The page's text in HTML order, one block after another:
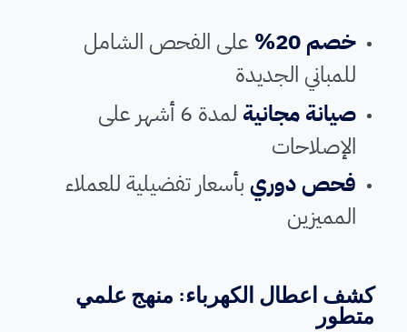
خصم 20%
على الفحص الشامل
للمباني الجديدة
صيانة مجانية
لمدة 6 أشهر على
الإصلاحات
فحص دوريبأسعار تفضيلية للعملاء
المميزين
كشف اعطال الكهرباء: منهج علمي
متطور